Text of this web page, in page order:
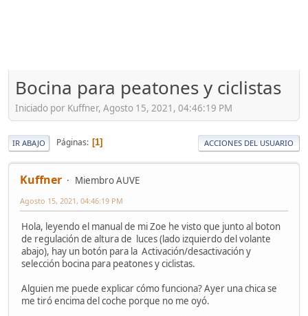
Bocina para peatones y ciclistas
Iniciado por Kuffner, Agosto 15, 2021, 04:46:19 PM
IR ABAJO Páginas 1 ACCIONES DEL USUARIO
Kuffner Miembro AUVE
Agosto 15, 2021, 04:46:19 PM
Hola, leyendo el manual de mi Zoe he visto que junto al boton
de regulación de altura de luces (lado izquierdo del volante
abajo), hay un botón para la Activación/desactivación y
selección bocina para peatones y ciclistas.
Alguien me puede explicar cómo funciona? Ayer una chica se
me tiró encima del coche porque no me oyó.